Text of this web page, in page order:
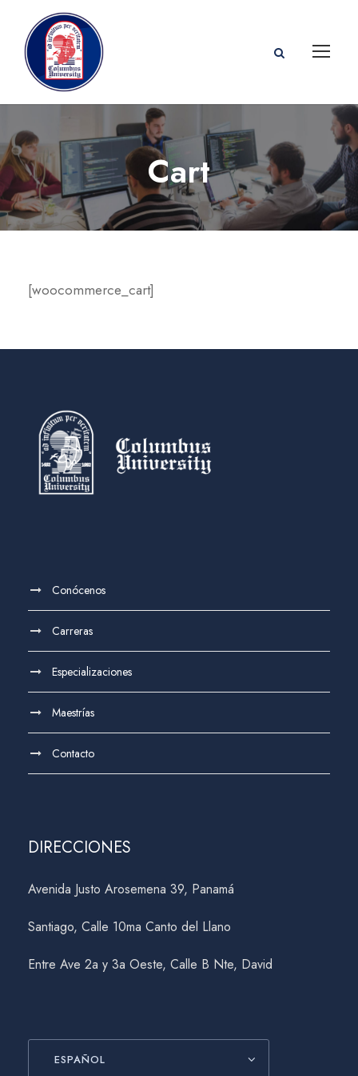
Cart
[woocommerce_cart]
Conócenos
Carreras
Especializaciones
Maestrías
Contacto
DIRECCIONES
Avenida Justo Arosemena 39, Panamá
Santiago, Calle 10ma Canto del Llano
Entre Ave 2a y 3a Oeste, Calle B Nte, David
ESPAÑOL